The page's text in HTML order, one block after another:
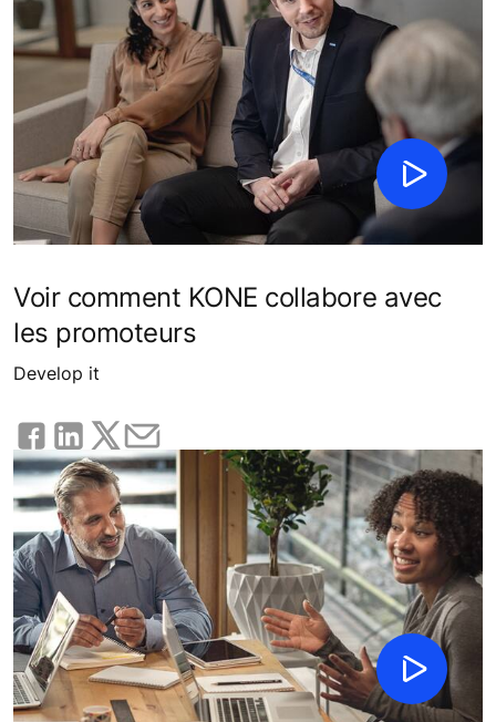
Voir comment KONE collabore avec
les promoteurs
Develop it